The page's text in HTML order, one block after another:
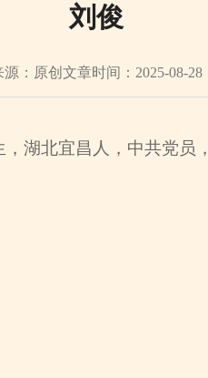
刘俊
源：原创文章时间：2025-08-28
，湖北宜昌人，中共党员